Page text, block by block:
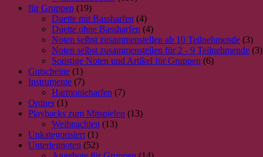
für Gruppen (19)
Duette mit Bassharfen (4)
Duette ohne Bassharfen (4)
Noten selbst zusammenstellen ab 10 Teilnehmende (3)
Noten selbst zusammenstellen für 2 - 9 Teilnehmende (3)
Sonstige Noten und Artikel für Gruppen (6)
Gutscheine (1)
Instrumente (7)
Harmonieharfen (7)
Ordner (1)
Playbacks zum Mitspielen (13)
Weihnachten (13)
Unkategorisiert (1)
Unterlegnoten (52)